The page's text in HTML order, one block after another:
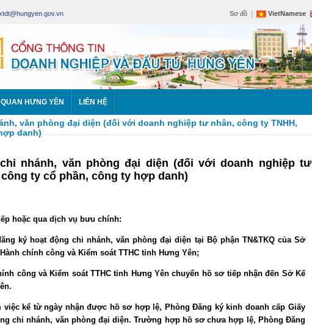
Sơ đồ VietNamese
HƯNG YÊN LIÊN HỆ
văn phòng đại diện (đối với doanh nghiệp tư nhân, công ty TNHH,
danh)
nhánh, văn phòng đại diện (đối với doanh nghiệp tư
ty cổ phần, công ty hợp danh)
hoặc qua dịch vụ bưu chính:
ký hoạt động chi nhánh, văn phòng đại diện tại Bộ phận TN&TKQ của Sở
chính công và Kiểm soát TTHC tỉnh Hưng Yên;
công và Kiểm soát TTHC tỉnh Hưng Yên chuyển hồ sơ tiếp nhận đến Sở Kế
việc kể từ ngày nhận được hồ sơ hợp lệ, Phòng Đăng ký kinh doanh cấp Giấy
chi nhánh, văn phòng đại diện. Trường hợp hồ sơ chưa hợp lệ, Phòng Đăng